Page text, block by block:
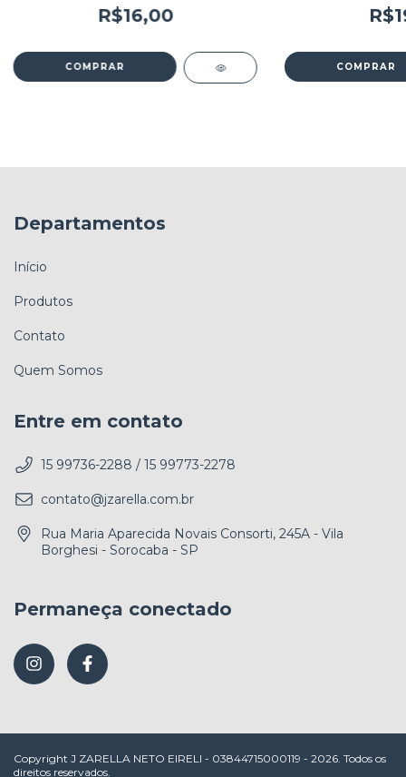
R$16,00
Departamentos
Início
Produtos
Contato
Quem Somos
Entre em contato
15 99736-2288 / 15 99773-2278
contato@jzarella.com.br
Rua Maria Aparecida Novais Consorti, 245A - Vila
Borghesi - Sorocaba - SP
Permaneça conectado
Copyright J ZARELLA NETO EIRELI - 03844715000119 - 2026. Todos os
direitos reservados.